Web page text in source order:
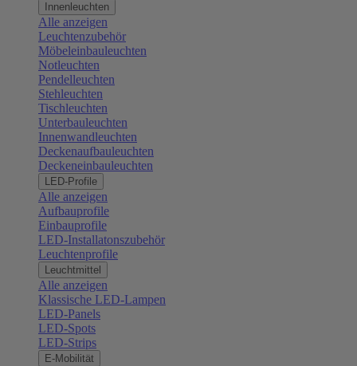
Innenleuchten
Alle anzeigen
Leuchtenzubehör
Möbeleinbauleuchten
Notleuchten
Pendelleuchten
Stehleuchten
Tischleuchten
Unterbauleuchten
Innenwandleuchten
Deckenaufbauleuchten
Deckeneinbauleuchten
LED-Profile
Alle anzeigen
Aufbauprofile
Einbauprofile
LED-Installatonszubehör
Leuchtenprofile
Leuchtmittel
Alle anzeigen
Klassische LED-Lampen
LED-Panels
LED-Spots
LED-Strips
E-Mobilität